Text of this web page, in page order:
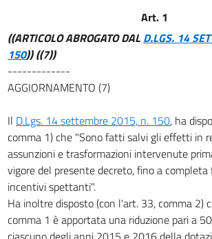
Art. 1
((ARTICOLO ABROGATO DAL D.LGS. 14
150)) ((7))
-------------
AGGIORNAMENTO (7)
Il D.Lgs. 14 settembre 2015, n. 150, ha
comma 1) che "Sono fatti salvi gli effetti in
assunzioni e trasformazioni intervenute
vigore del presente decreto, fino a completa
incentivi spettanti".
Ha inoltre disposto (con l'art. 33, comma 2)
comma 1 è apportata una riduzione pari a